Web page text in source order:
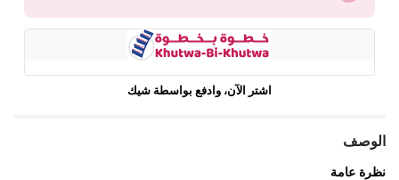
اشتر الآن، وادفع بواسطة شيك
الوصف
نظرة عامة